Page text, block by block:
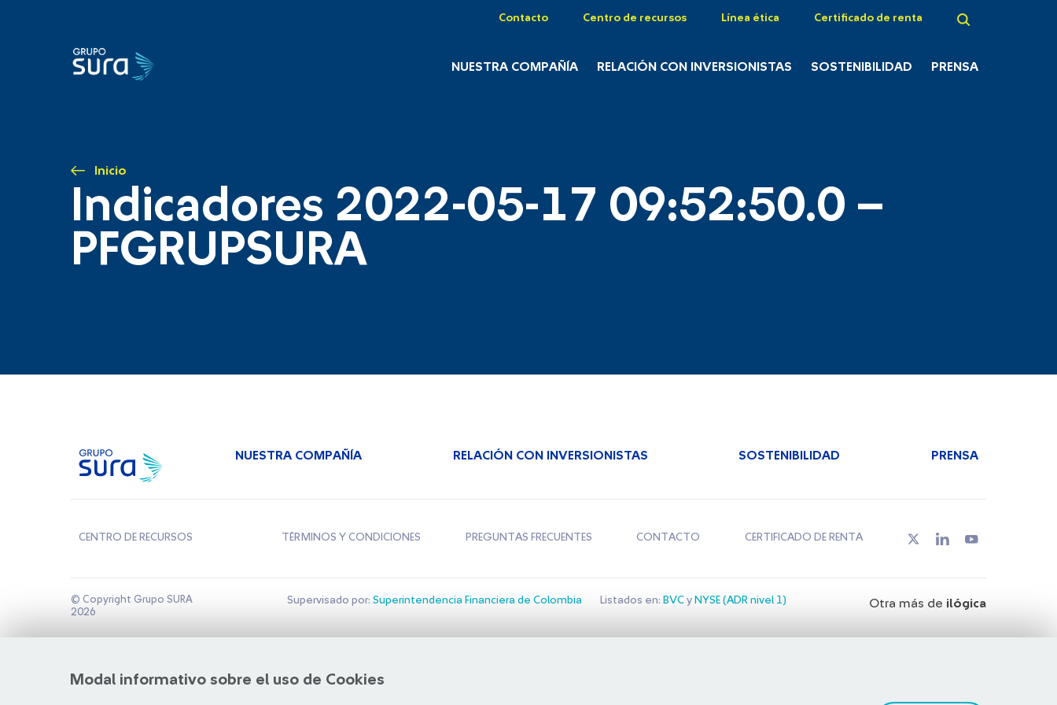
Contacto Centro de recursos Línea ética Certificado de renta
NUESTRA COMPAÑÍA RELACIÓN CON INVERSIONISTAS SOSTENIBILIDAD PRENSA
Inicio
Indicadores 2022-05-17 09:52:50.0 –
PFGRUPSURA
Modal informativo sobre el uso de Cookies
NUESTRA COMPAÑÍA RELACIÓN CON INVERSIONISTAS SOSTENIBILIDAD PRENSA
CENTRO DE RECURSOS TÉRMINOS Y CONDICIONES PREGUNTAS FRECUENTES CONTACTO CERTIFICADO DE RENTA
© Copyright Grupo SURA
2026
Supervisado por: Superintendencia Financiera de Colombia Listados en: BVCy NYSE (ADR nivel 1) Otra más de ilógica